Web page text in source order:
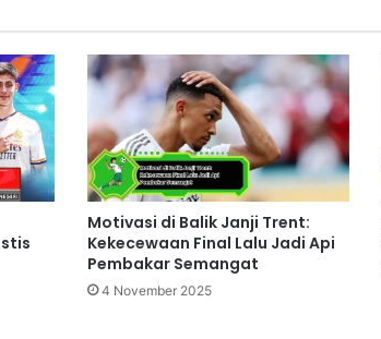
Motivasi di Balik Janji Trent:
Kekecewaan Final Lalu Jadi Api
Pembakar Semangat
4 November 2025